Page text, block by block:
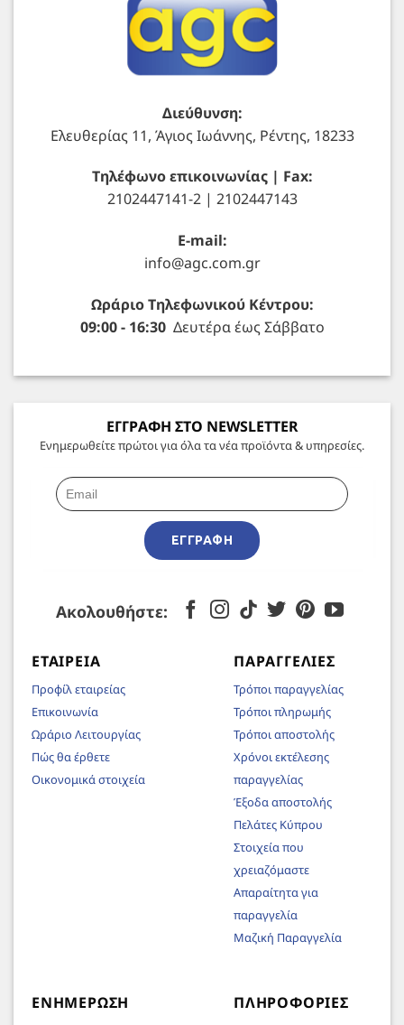
Διεύθυνση:
Ελευθερίας 11, Άγιος Ιωάννης, Ρέντης, 18233
Τηλέφωνο επικοινωνίας | Fax:
2102447141-2 | 2102447143
E-mail:
info@agc.com.gr
Ωράριο Τηλεφωνικού Κέντρου:
09:00 - 16:30Δευτέρα έως Σάββατο
ΕΓΓΡΑΦΗ ΣΤΟ NEWSLETTER
Ενημερωθείτε πρώτοι για όλα τα νέα προϊόντα & υπηρεσίες.
ΕΓΓΡΑΦΉ
Ακολουθήστε:
ΕΤΑΙΡΕΊΑ
Προφίλ εταιρείας
Επικοινωνία
Ωράριο Λειτουργίας
Πώς θα έρθετε
Οικονομικά στοιχεία
ΠΑΡΑΓΓΕΛΊΕΣ
Τρόποι παραγγελίας
Τρόποι πληρωμής
Τρόποι αποστολής
Χρόνοι εκτέλεσης
παραγγελίας
Έξοδα αποστολής
Πελάτες Κύπρου
Στοιχεία που
χρειαζόμαστε
Απαραίτητα για
παραγγελία
Μαζική Παραγγελία
ΕΝΗΜΈΡΩΣΗ ΠΛΗΡΟΦΟΡΊΕΣ